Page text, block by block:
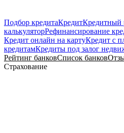
Подбор кредитаКредитКредитный
калькуляторРефинансирование
Кредит онлайн на картуКредит с
кредитамКредиты под залог
Рейтинг банковСписок банков
Страхование